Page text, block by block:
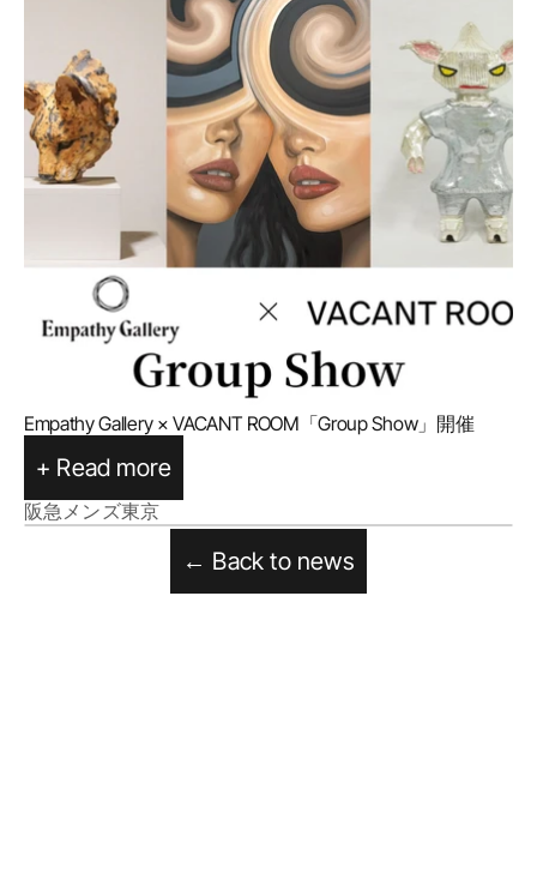
Empathy Gallery × VACANT ROOM「Group Show」開催
+ Read more
阪急メンズ東京
← Back to news